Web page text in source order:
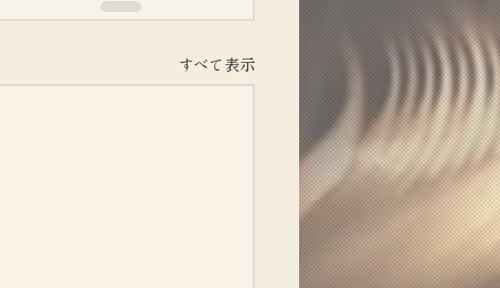
すべて表示